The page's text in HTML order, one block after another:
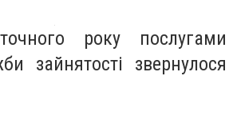
року послугами
зайнятості звернулося